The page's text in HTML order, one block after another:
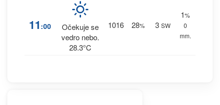
11 :00
Očekuje se
vedro nebo.
28.3°C
1016 28% 3 SW
1%
0
mm.